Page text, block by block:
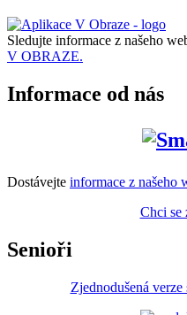
Sledujte informace z našeho
V OBRAZE.
Informace od nás
Dostávejte informace z našeho
Chci se
Senioři
Zjednodušená